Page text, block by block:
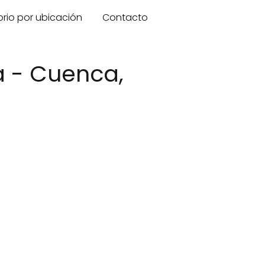
por ubicación Contacto
- Cuenca,